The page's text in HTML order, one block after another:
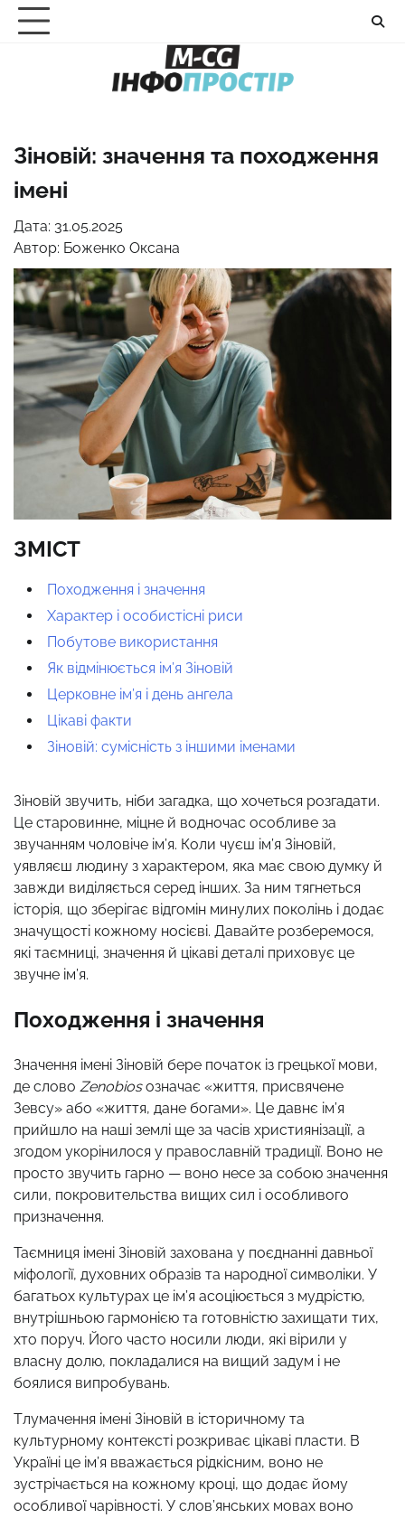
Перейти
Зіновій: значення та походження
імені
Дата: 31.05.2025
Автор: Боженко Оксана
ЗМІСТ
Походження і значення
Характер і особистісні риси
Побутове використання
Як відмінюється ім’я Зіновій
Церковне ім’я і день ангела
Цікаві факти
Зіновій: сумісність з іншими іменами
Зіновій звучить, ніби загадка, що хочеться розгадати.
Це старовинне, міцне й водночас особливе за
звучанням чоловіче ім’я. Коли чуєш ім’я Зіновій,
уявляєш людину з характером, яка має свою думку й
завжди виділяється серед інших. За ним тягнеться
історія, що зберігає відгомін минулих поколінь і додає
значущості кожному носієві. Давайте розберемося,
які таємниці, значення й цікаві деталі приховує це
звучне ім’я.
Походження і значення
Значення імені Зіновій бере початок із грецької мови,
де слово Zenobiosозначає «життя, присвячене
Зевсу» або «життя, дане богами». Це давнє ім’я
прийшло на наші землі ще за часів християнізації, а
згодом укорінилося у православній традиції. Воно не
просто звучить гарно — воно несе за собою значення
сили, покровительства вищих сил і особливого
призначення.
Таємниця імені Зіновій захована у поєднанні давньої
міфології, духовних образів та народної символіки. У
багатьох культурах це ім’я асоціюється з мудрістю,
внутрішньою гармонією та готовністю захищати тих,
хто поруч. Його часто носили люди, які вірили у
власну долю, покладалися на вищий задум і не
боялися випробувань.
Тлумачення імені Зіновій в історичному та
культурному контексті розкриває цікаві пласти. В
Україні це ім’я вважається рідкісним, воно не
зустрічається на кожному кроці, що додає йому
особливої чарівності. У слов’янських мовах воно